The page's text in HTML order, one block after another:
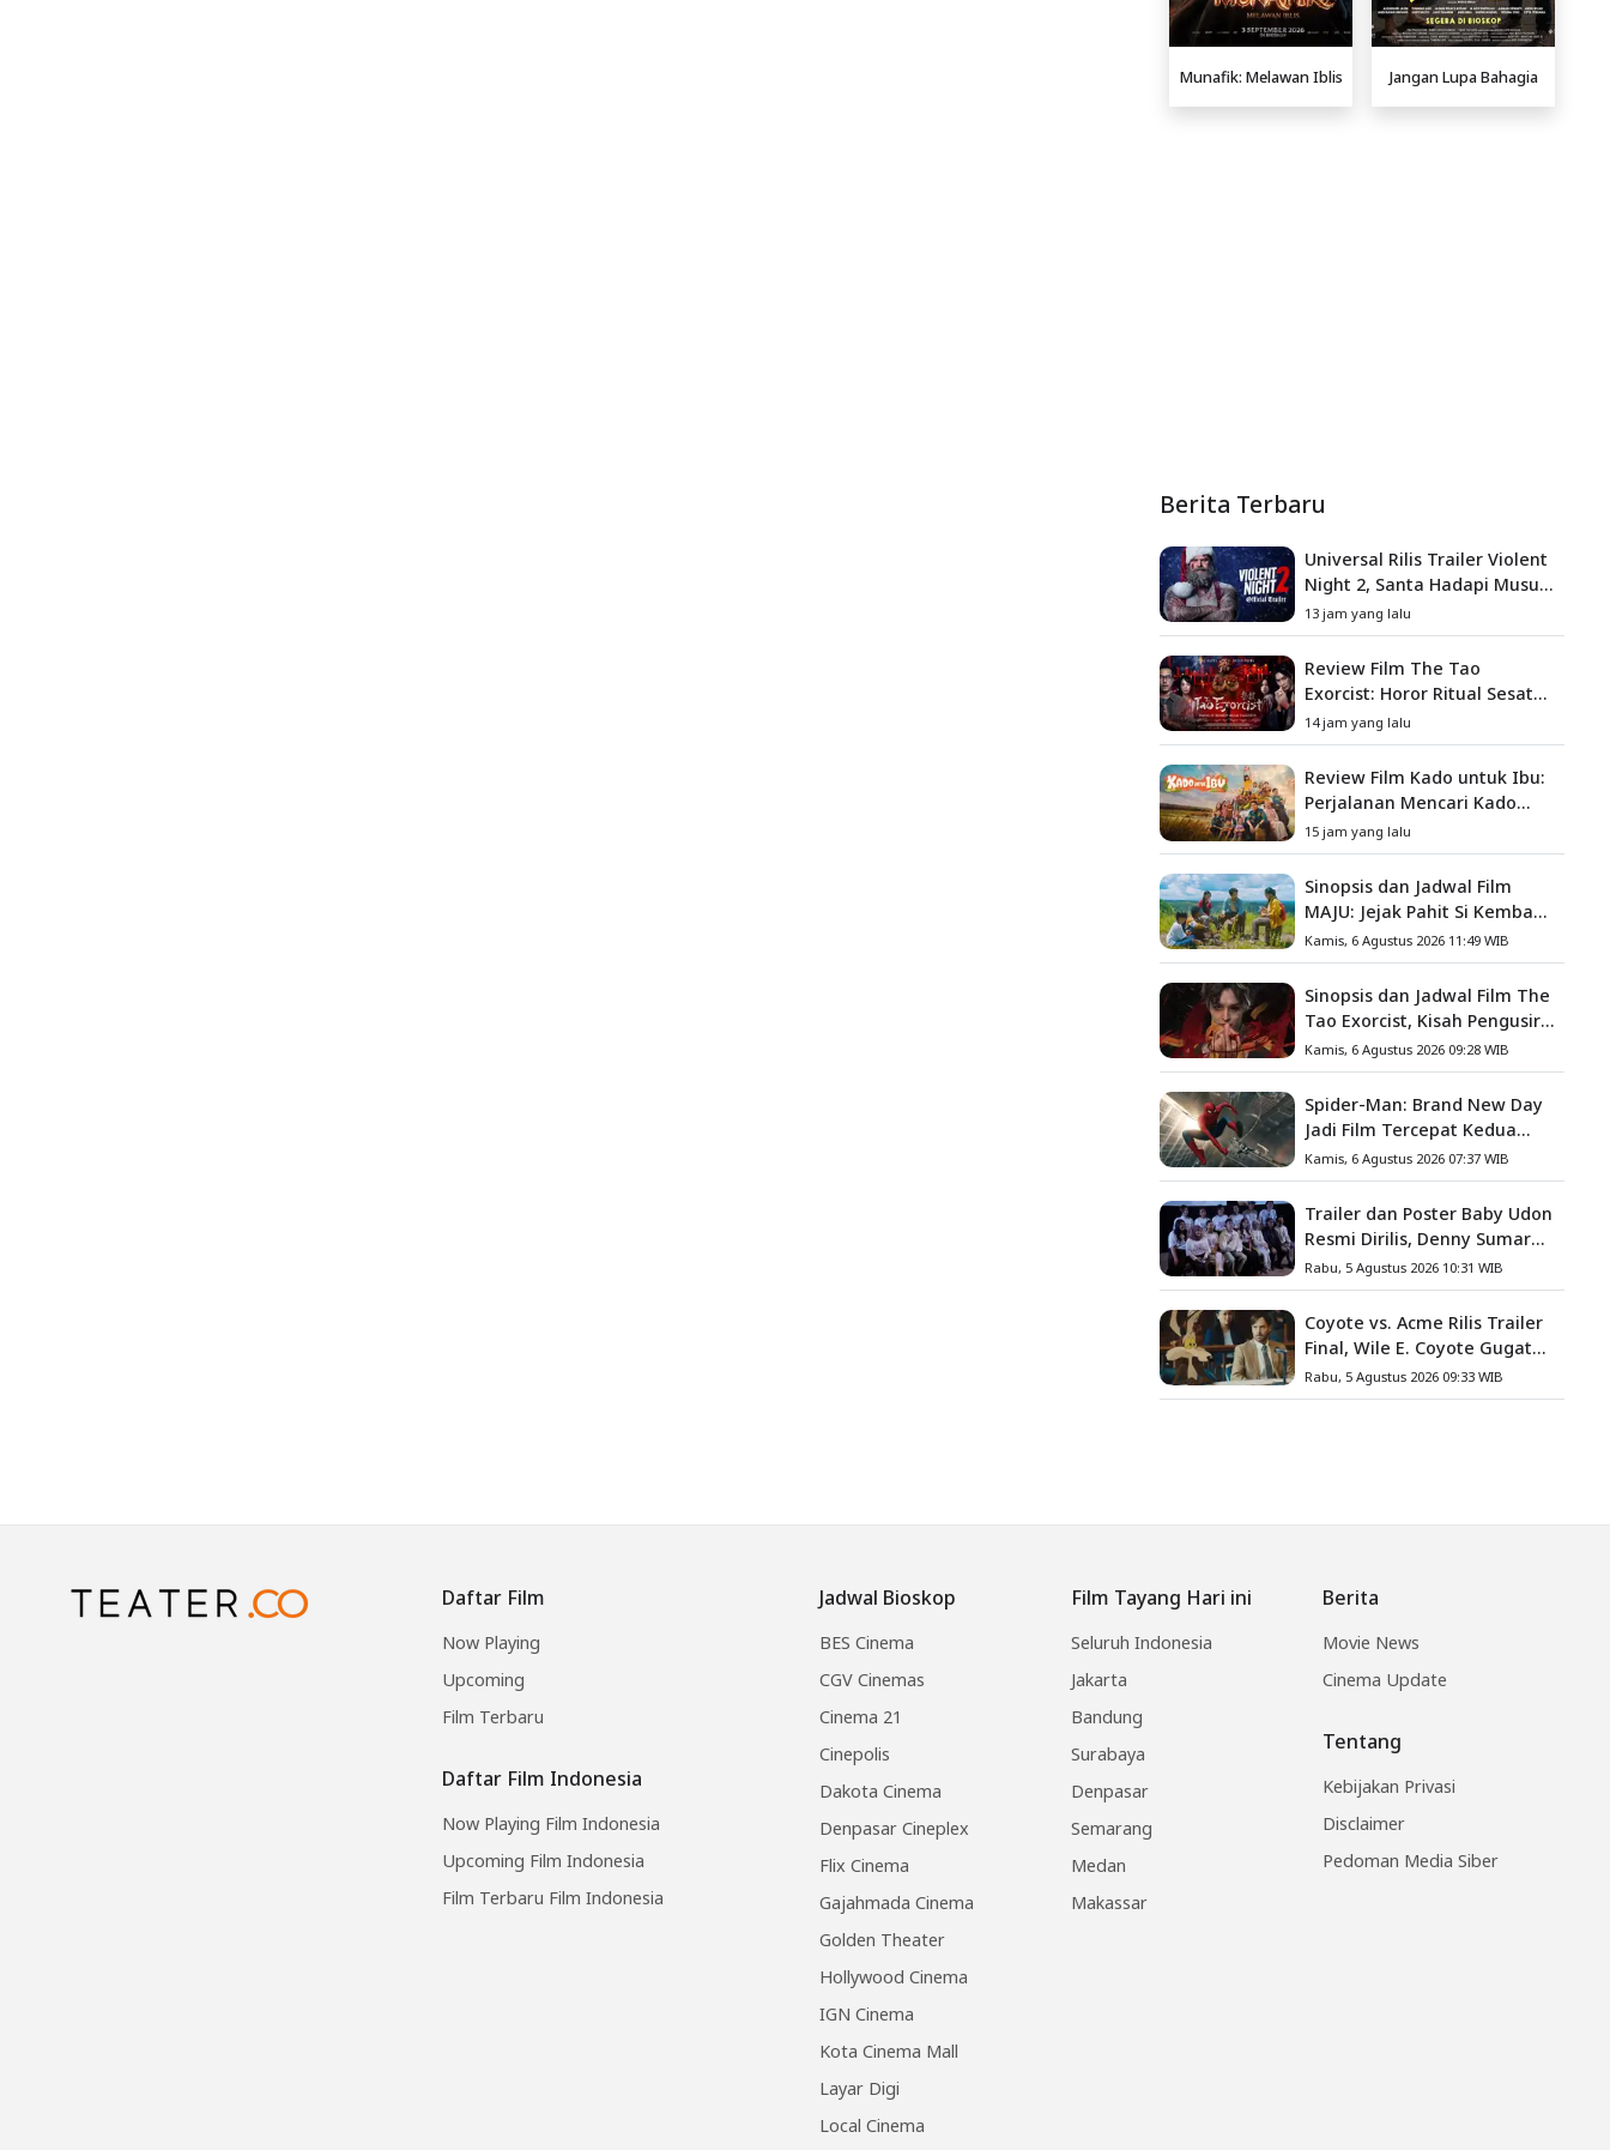
Munafik: Melawan Iblis Jangan Lupa Bahagia
Berita Terbaru
Universal Rilis Trailer Violent
Night 2, Santa Hadapi Musuh
Baru
13 jam yang lalu
Review Film The Tao
Exorcist: Horor Ritual Sesat
Taiwan yang Penuh Misteri
dan Teror Psikologis
14 jam yang lalu
Review Film Kado untuk Ibu:
Perjalanan Mencari Kado
yang Mengajarkan Arti
Keluarga
15 jam yang lalu
Sinopsis dan Jadwal Film
MAJU: Jejak Pahit Si Kembang
Gula, Misteri Hilangnya
Bagas di Lokasi Jambore
Kamis, 6 Agustus 2026 11:49 WIB
Sinopsis dan Jadwal Film The
Tao Exorcist, Kisah Pengusir
Setan Melawan Kutukan
Mematikan
Kamis, 6 Agustus 2026 09:28 WIB
Spider-Man: Brand New Day
Jadi Film Tercepat Kedua
yang Berhasil Tembus US$1
Miliar
Kamis, 6 Agustus 2026 07:37 WIB
Trailer dan Poster Baby Udon
Resmi Dirilis, Denny Sumargo
Angkat Kisah Nyata Fanny
Kondoh
Rabu, 5 Agustus 2026 10:31 WIB
Coyote vs. Acme Rilis Trailer
Final, Wile E. Coyote Gugat
Acme Corporation ke
Pengadilan
Rabu, 5 Agustus 2026 09:33 WIB
Daftar Film
Now Playing
Upcoming
Film Terbaru
Daftar Film Indonesia
Now Playing Film Indonesia
Upcoming Film Indonesia
Film Terbaru Film Indonesia
Jadwal Bioskop
BES Cinema
CGV Cinemas
Cinema 21
Cinepolis
Dakota Cinema
Denpasar Cineplex
Flix Cinema
Gajahmada Cinema
Golden Theater
Hollywood Cinema
IGN Cinema
Kota Cinema Mall
Layar Digi
Local Cinema
Film Tayang Hari ini
Seluruh Indonesia
Jakarta
Bandung
Surabaya
Denpasar
Semarang
Medan
Makassar
Berita
Movie News
Cinema Update
Tentang
Kebijakan Privasi
Disclaimer
Pedoman Media Siber